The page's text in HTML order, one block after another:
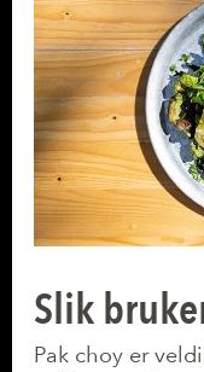
Slik
Pak choy er